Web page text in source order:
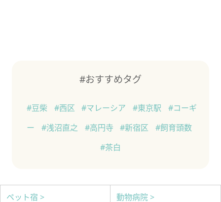
#おすすめタグ
#豆柴 #西区 #マレーシア #東京駅
#コーギ
ー
#浅沼直之 #高円寺 #新宿区
#飼育頭数
#茶白
ペット宿 > 動物病院 >